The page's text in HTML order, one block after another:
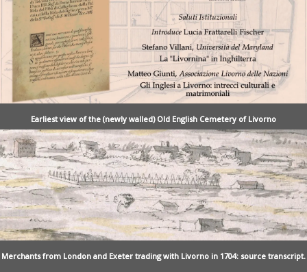
Earliest view of the (newly walled) Old English Cemetery of Livorno
Merchants from London and Exeter trading with Livorno in 1704: source transcript.